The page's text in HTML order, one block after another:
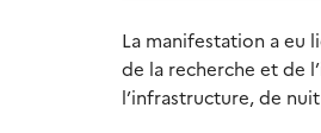
La manifestation a eu
de la recherche et de
l’infrastructure, de